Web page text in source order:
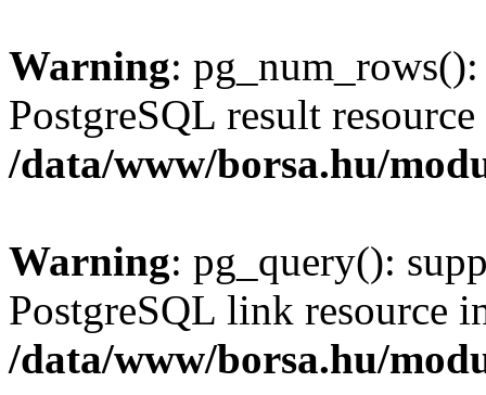
Warning:
PostgreSQL result
/data/www/borsa.hu/
Warning: pg_query():
PostgreSQL link resource
/data/www/borsa.hu/